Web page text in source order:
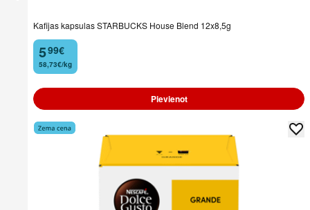
Kafijas kapsulas STARBUCKS House Blend 12x8,5g
5
. 99€
58,73€/kg
Pievienot